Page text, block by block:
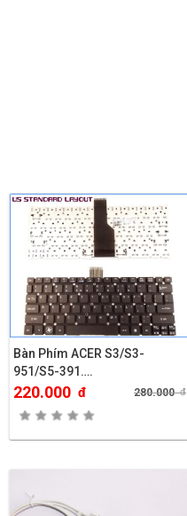
Bàn Phím ACER S3/S3-
951/S5-391….
220.000 đ 280.000đ